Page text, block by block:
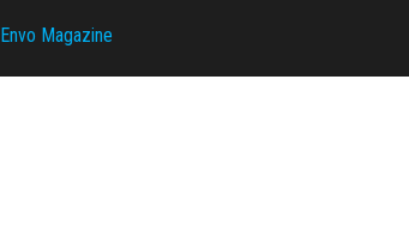
Envo Magazine